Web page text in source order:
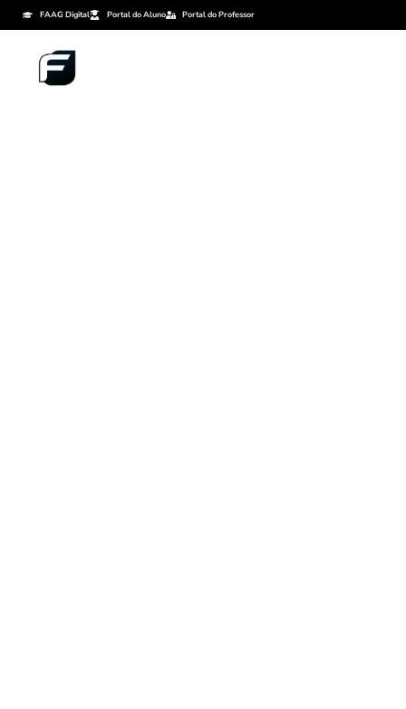
FAAG Digital Portal do Aluno Portal do Professor